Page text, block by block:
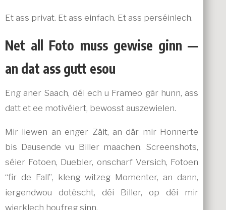
Et ass privat. Et ass einfach. Et ass perséinlech.
Net all Foto muss gewise ginn —
an dat ass gutt esou
Eng aner Saach, déi ech u Frameo gär hunn, ass
datt et ee motivéiert, bewosst auszewielen.
Mir liewen an enger Zäit, an där mir Honnerte
bis Dausende vu Biller maachen. Screenshots,
séier Fotoen, Duebler, onscharf Versich, Fotoen
“fir de Fall”, kleng witzeg Momenter, an dann,
iergendwou dotëscht, déi Biller, op déi mir
wierklech houfreg sinn.